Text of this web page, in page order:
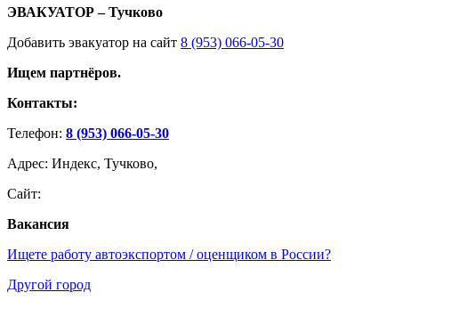
ЭВАКУАТОР – Тучково
Добавить эвакуатор на сайт 8 (953) 066-05-30
Ищем партнёров.
Контакты:
Телефон: 8 (953) 066-05-30
Адрес: Индекс, Тучково,
Сайт:
Вакансия
Ищете работу автоэкспортом / оценщиком в России?
Другой город